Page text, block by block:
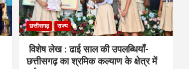
छत्तीसगढ़ राज्य
विशेष लेख : ढाई साल की उपलब्धियाँ-
छत्तीसगढ़ का श्रमिक कल्याण के क्षेत्र में